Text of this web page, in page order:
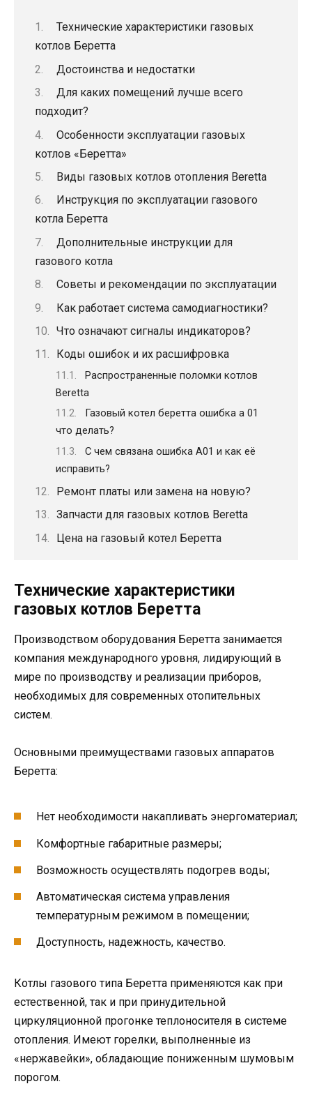
Технические характеристики газовых
котлов Беретта
Достоинства и недостатки
Для каких помещений лучше всего
подходит?
Особенности эксплуатации газовых
котлов «Беретта»
Виды газовых котлов отопления Beretta
Инструкция по эксплуатации газового
котла Беретта
Дополнительные инструкции для
газового котла
Советы и рекомендации по эксплуатации
Как работает система самодиагностики?
Что означают сигналы индикаторов?
Коды ошибок и их расшифровка
Распространенные поломки котлов
Beretta
Газовый котел беретта ошибка а 01
что делать?
С чем связана ошибка А01 и как её
исправить?
Ремонт платы или замена на новую?
Запчасти для газовых котлов Beretta
Цена на газовый котел Беретта
Технические характеристики
газовых котлов Беретта
Производством оборудования Беретта занимается
компания международного уровня, лидирующий в
мире по производству и реализации приборов,
необходимых для современных отопительных
систем.
Основными преимуществами газовых аппаратов
Беретта:
Нет необходимости накапливать энергоматериал;
Комфортные габаритные размеры;
Возможность осуществлять подогрев воды;
Автоматическая система управления
температурным режимом в помещении;
Доступность, надежность, качество.
Котлы газового типа Беретта применяются как при
естественной, так и при принудительной
циркуляционной прогонке теплоносителя в системе
отопления. Имеют горелки, выполненные из
«нержавейки», обладающие пониженным шумовым
порогом.